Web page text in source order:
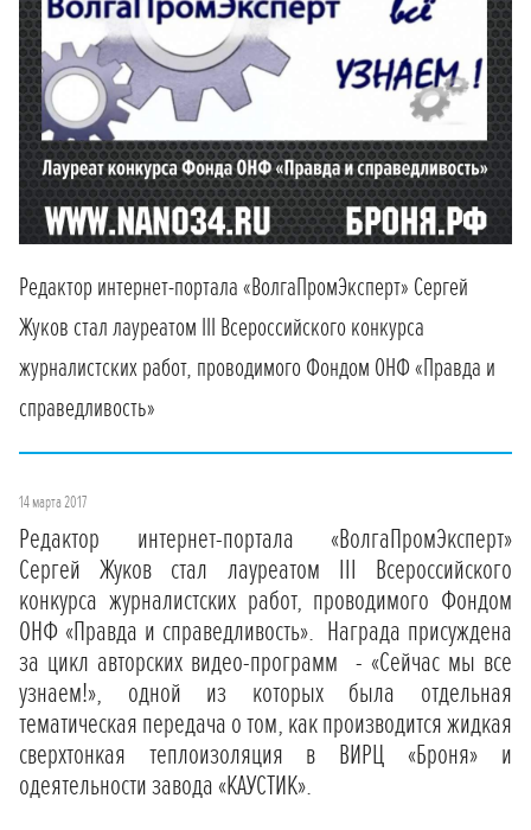
Редактор интернет-портала «ВолгаПромЭксперт» Сергей
Жуков стал лауреатом III Всероссийского конкурса
журналистских работ, проводимого Фондом ОНФ «Правда и
справедливость»
14 марта 2017
Редактор интернет-портала «ВолгаПромЭксперт»
Сергей Жуков стал лауреатом III Всероссийского
конкурса журналистских работ, проводимого Фондом
ОНФ «Правда и справедливость». Награда приcуждена
за цикл авторских видео-программ - «Сейчас мы все
узнаем!», одной из которых была отдельная
тематическая передача о том, как производится жидкая
сверхтонкая теплоизоляция в ВИРЦ «Броня» и
одеятельности завода «КАУСТИК».